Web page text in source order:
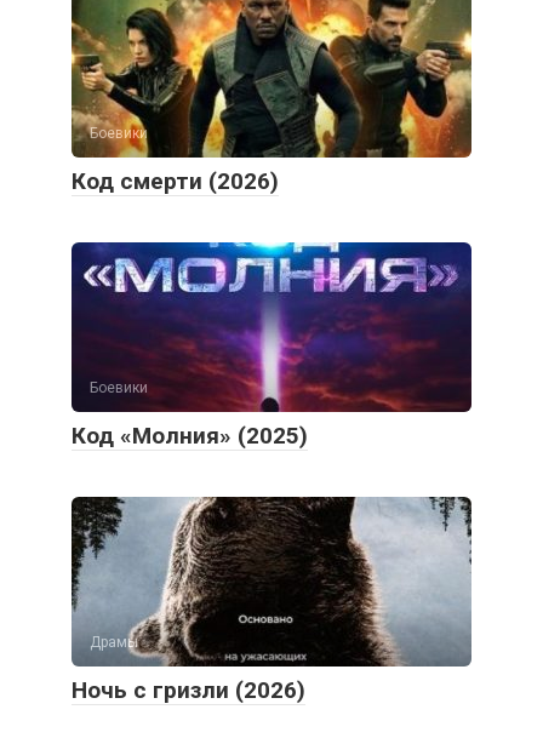
Боевики
Код смерти (2026)
Боевики
Код «Молния» (2025)
Драмы
Ночь с гризли (2026)